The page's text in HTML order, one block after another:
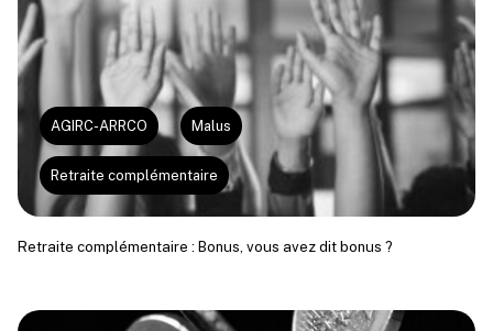
AGIRC-ARRCO Malus
Retraite complémentaire
Retraite complémentaire : Bonus, vous avez dit bonus ?